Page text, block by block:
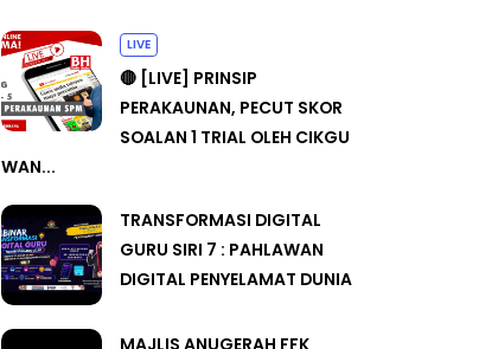
LIVE
🔴 [LIVE] PRINSIP
PERAKAUNAN, PECUT SKOR
SOALAN 1 TRIAL OLEH CIKGU
WAN...
TRANSFORMASI DIGITAL
GURU SIRI 7 : PAHLAWAN
DIGITAL PENYELAMAT DUNIA
MAJLIS ANUGERAH FFK